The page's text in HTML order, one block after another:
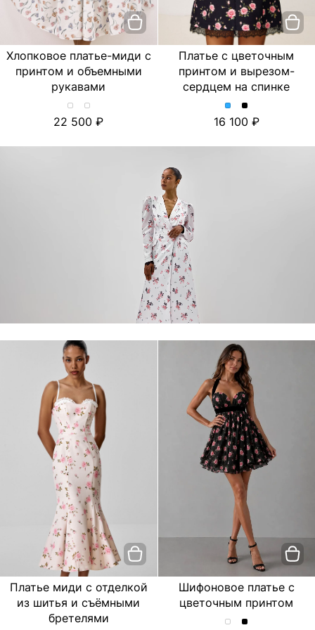
Хлопковое платье-миди с
принтом и объемными
рукавами
Хлопковое
платье-
с
Хлопковое
платье-
с
22 500
Платье с цветочным
принтом и вырезом-
сердцем на спинке
Платье
с
принтом
Платье
с
принтом
16 100
Платье миди с отделкой
из шитья и съёмными
бретелями
Шифоновое платье с
цветочным принтом
Шифоновое
Шифоновое